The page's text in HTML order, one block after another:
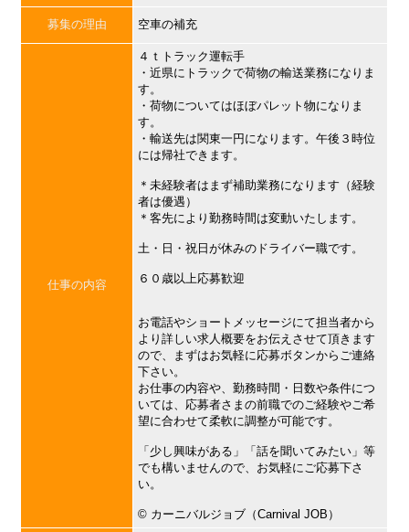
募集の理由 空車の補充
仕事の内容
４ｔトラック運転手
・近県にトラックで荷物の輸送業務になりま
す。
・荷物についてはほぼパレット物になりま
す。
・輸送先は関東一円になります。午後３時位
には帰社できます。
＊未経験者はまず補助業務になります（経験
者は優遇）
＊客先により勤務時間は変動いたします。
土・日・祝日が休みのドライバー職です。
６０歳以上応募歓迎
お電話やショートメッセージにて担当者から
より詳しい求人概要をお伝えさせて頂きます
ので、まずはお気軽に応募ボタンからご連絡
下さい。
お仕事の内容や、勤務時間・日数や条件につ
いては、応募者さまの前職でのご経験やご希
望に合わせて柔軟に調整が可能です。
「少し興味がある」「話を聞いてみたい」等
でも構いませんので、お気軽にご応募下さ
い。
©︎ カーニバルジョブ（Carnival JOB）